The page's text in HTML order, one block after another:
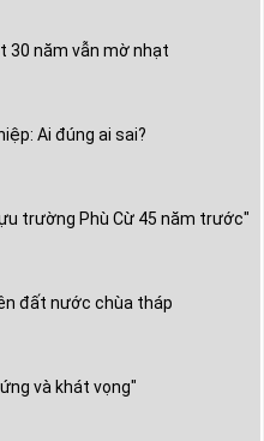
30 năm vẫn mờ nhạt
Ai đúng ai sai?
trường Phù Cừ 45 năm trước"
đất nước chùa tháp
và khát vọng"